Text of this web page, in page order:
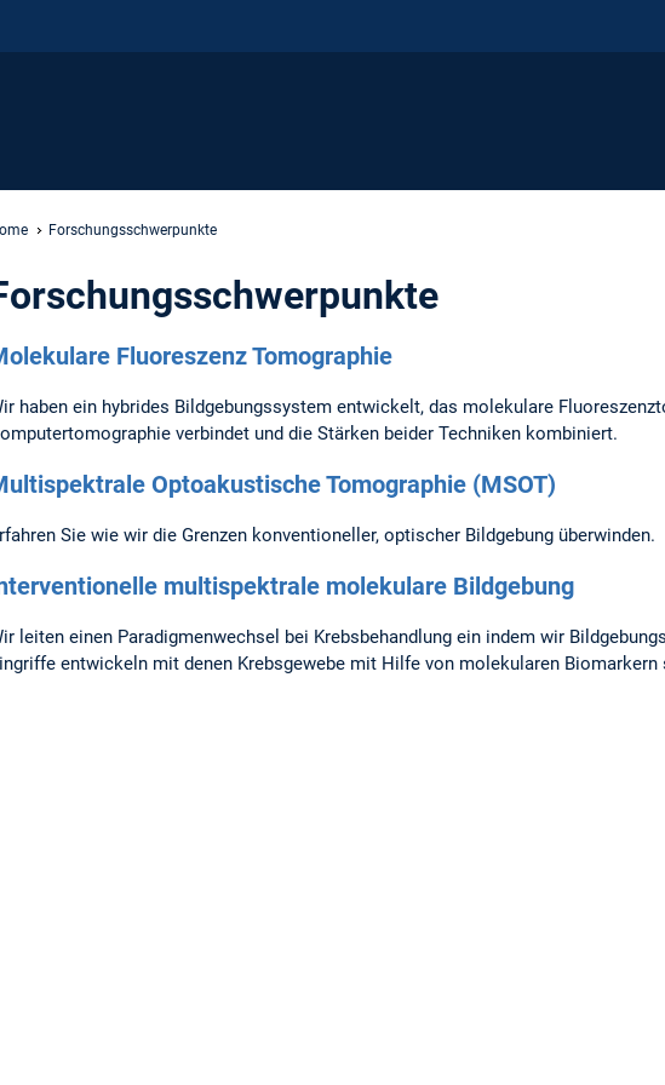
Forschungsschwerpunkte
Fluoreszenz Tomographie
haben ein hybrides Bildgebungssystem entwickelt, das molekulare
verbindet und die Stärken beider Techniken kombiniert.
Optoakustische Tomographie (MSOT)
Sie wie wir die Grenzen konventioneller, optischer Bildgebung überwinden.
multispektrale molekulare Bildgebung
leiten einen Paradigmenwechsel bei Krebsbehandlung ein indem wir
entwickeln mit denen Krebsgewebe mit Hilfe von molekularen Biomarkern